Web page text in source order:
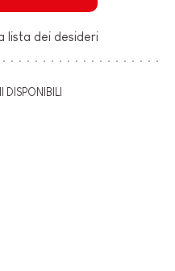
lista dei desideri
DISPONIBILI